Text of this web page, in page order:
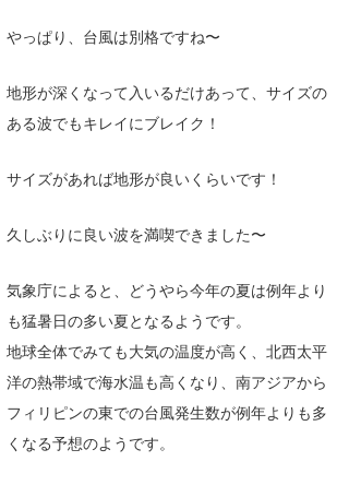
やっぱり、台風は別格ですね〜
地形が深くなって入いるだけあって、サイズの
ある波でもキレイにブレイク！
サイズがあれば地形が良いくらいです！
久しぶりに良い波を満喫できました〜
気象庁によると、どうやら今年の夏は例年より
も猛暑日の多い夏となるようです。
地球全体でみても大気の温度が高く、北西太平
洋の熱帯域で海水温も高くなり、南アジアから
フィリピンの東での台風発生数が例年よりも多
くなる予想のようです。
Yasunari Inoue
Yoshiyuki Obata
DELTA FORCE SURF
CBA Films
Colors MAGAZINE
WAVAL
福島寿実子
中浦“JET”章
進士剛光
田原啓江
NOBUFUKU
大野”MAR”修聖
喜納海人
波伝説スタッフ
☆加藤
Aichan
chan-U
G◎Da
H
KID
KOBU
波伝説